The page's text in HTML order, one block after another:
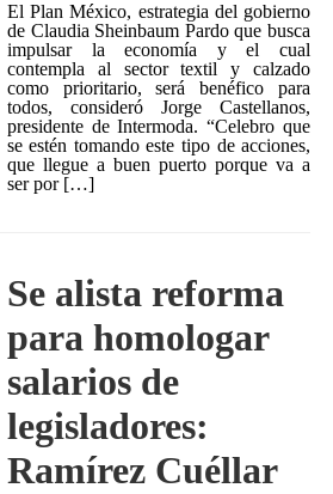
El Plan México, estrategia del gobierno
de Claudia Sheinbaum Pardo que busca
impulsar la economía y el cual
contempla al sector textil y calzado
como prioritario, será benéfico para
todos, consideró Jorge Castellanos,
presidente de Intermoda. “Celebro que
se estén tomando este tipo de acciones,
que llegue a buen puerto porque va a
ser por […]
Se alista reforma
para homologar
salarios de
legisladores:
Ramírez Cuéllar